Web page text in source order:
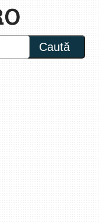
Caută